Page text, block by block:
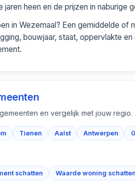
heen en de prijzen in
in Wezemaal? Een gemiddelde of
bouwjaar, staat, oppervlakte
en vergelijk met jouw regio.
Tienen Aalst Antwerpen
schatten Waarde woning schatten